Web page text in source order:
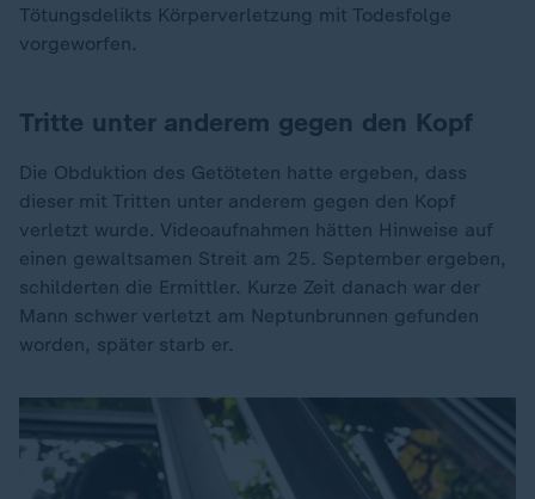
Tötungsdelikts Körperverletzung mit Todesfolge
vorgeworfen.
Tritte unter anderem gegen den Kopf
Die Obduktion des Getöteten hatte ergeben, dass
dieser mit Tritten unter anderem gegen den Kopf
verletzt wurde. Videoaufnahmen hätten Hinweise auf
einen gewaltsamen Streit am 25. September ergeben,
schilderten die Ermittler. Kurze Zeit danach war der
Mann schwer verletzt am Neptunbrunnen gefunden
worden, später starb er.